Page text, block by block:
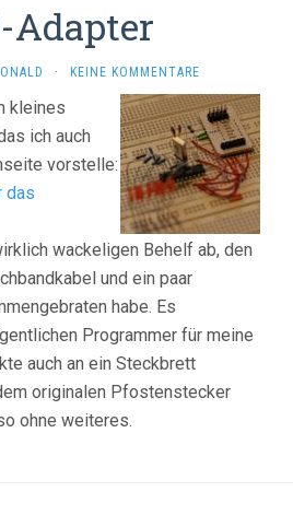
Adapter
· KEINE KOMMENTARE
kleines
ich auch
vorstelle:
das
wackeligen Behelf ab, den
und ein paar
habe. Es
Programmer für meine
auch an ein Steckbrett
originalen Pfostenstecker
ohne weiteres.